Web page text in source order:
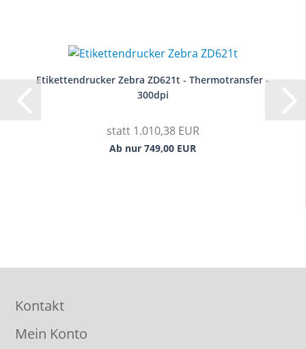
Etikettendrucker Zebra ZD621t - Thermotransfer -
300dpi
statt 1.010,38 EUR
Ab nur 749,00 EUR
Kontakt
Mein Konto